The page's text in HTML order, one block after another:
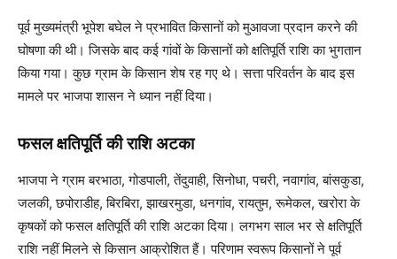
पूर्व मुख्यमंत्री भूपेश बघेल ने प्रभावित किसानों को मुआवजा प्रदान करने की
घोषणा की थी। जिसके बाद कई गांवों के किसानों को क्षतिपूर्ति राशि का भुगतान
किया गया। कुछ ग्राम के किसान शेष रह गए थे। सत्ता परिवर्तन के बाद इस
मामले पर भाजपा शासन ने ध्यान नहीं दिया।
फसल क्षतिपूर्ति की राशि अटका
भाजपा ने ग्राम बरभाठा, गोडपाली, तेंदुवाही, सिनोधा, पचरी, नवागांव, बांसकुडा,
जलकी, छपोराडीह, बिरबिरा, झाखरमुडा, धनगांव, रायतुम, रूमेकल, खरोरा के
कृषकों को फसल क्षतिपूर्ति की राशि अटका दिया। लगभग साल भर से क्षतिपूर्ति
राशि नहीं मिलने से किसान आक्रोशित हैं। परिणाम स्वरूप किसानों ने पूर्व